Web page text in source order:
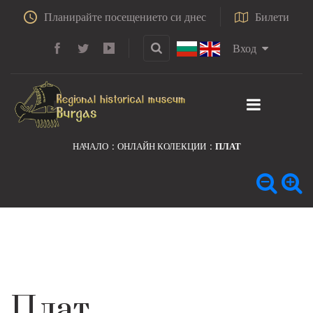
Планирайте посещението си днес Билети
Вход
НАЧАЛО ОНЛАЙН КОЛЕКЦИИ ПЛАТ